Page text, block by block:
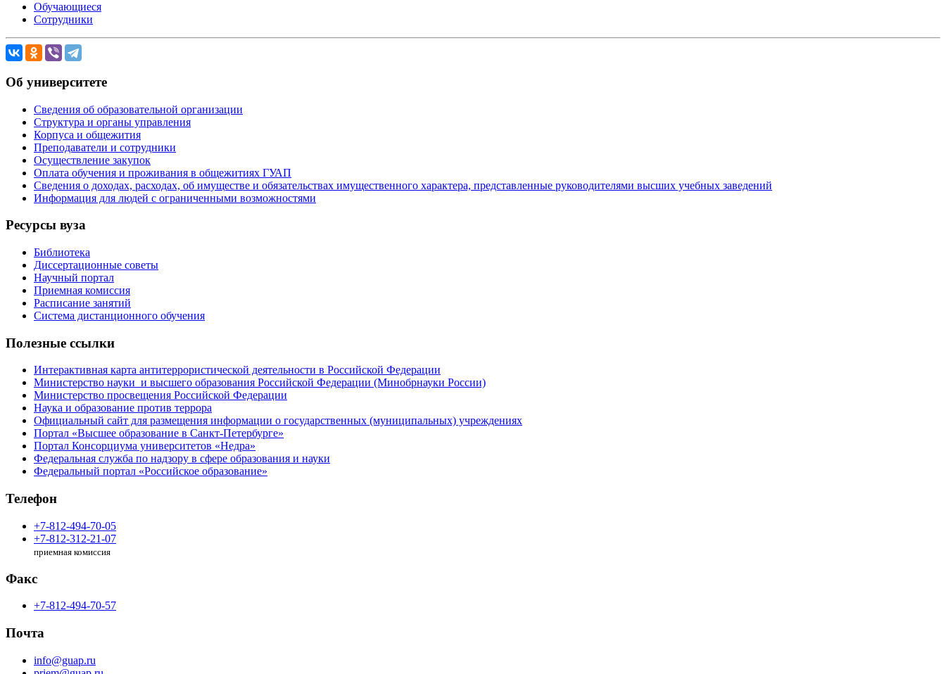
Обучающиеся
Сотрудники
Об университете
Сведения об образовательной организации
Структура и органы управления
Корпуса и общежития
Преподаватели и сотрудники
Осуществление закупок
Оплата обучения и проживания в общежитиях ГУАП
Сведения о доходах, расходах, об имуществе и обязательствах имущественного характера, представленные руководителями высших учебных заведений
Информация для людей с ограниченными возможностями
Ресурсы вуза
Библиотека
Диссертационные советы
Научный портал
Приемная комиссия
Расписание занятий
Система дистанционного обучения
Полезные ссылки
Интерактивная карта антитеррористической деятельности в Российской Федерации
Министерство науки и высшего образования Российской Федерации (Минобрнауки России)
Министерство просвещения Российской Федерации
Наука и образование против террора
Официальный сайт для размещения информации о государственных (муниципальных) учреждениях
Портал «Высшее образование в Санкт-Петербурге»
Портал Консорциума университетов «Недра»
Федеральная служба по надзору в сфере образования и науки
Федеральный портал «Российское образование»
Телефон
+7-812-494-70-05
+7-812-312-21-07
приемная комиссия
Факс
+7-812-494-70-57
Почта
info@guap.ru